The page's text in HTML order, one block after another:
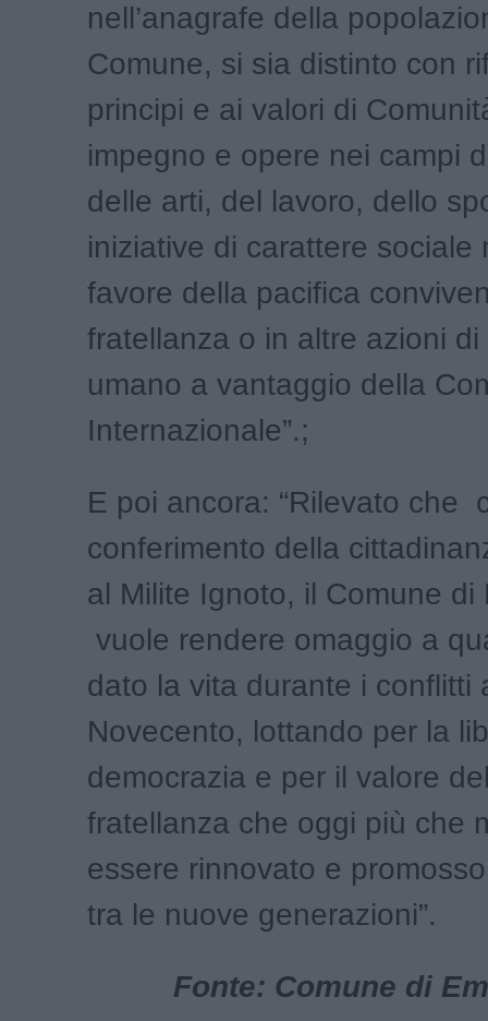
nell’anagrafe della
Comune, si sia distinto con
principi e ai valori di
impegno e opere nei campi
delle arti, del lavoro, dello
iniziative di carattere sociale
favore della pacifica
fratellanza o in altre azioni
umano a vantaggio della
Internazionale”.;
E poi ancora: “Rilevato che
conferimento della
al Milite Ignoto, il Comune di
vuole rendere omaggio a
dato la vita durante i conflitti
Novecento, lottando per la
democrazia e per il valore
fratellanza che oggi più che
essere rinnovato e
tra le nuove generazioni”.
Fonte: Comune di